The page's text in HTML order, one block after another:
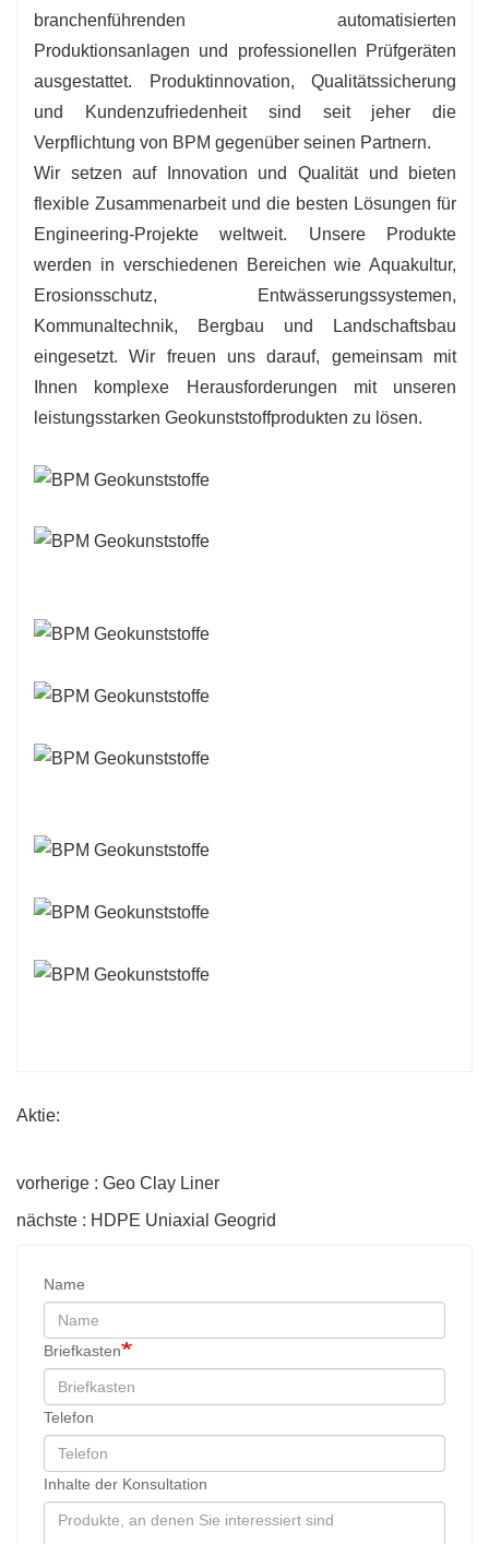
branchenführenden automatisierten
Produktionsanlagen und professionellen Prüfgeräten
ausgestattet. Produktinnovation, Qualitätssicherung
und Kundenzufriedenheit sind seit jeher die
Verpflichtung von BPM gegenüber seinen Partnern.
Wir setzen auf Innovation und Qualität und bieten
flexible Zusammenarbeit und die besten Lösungen für
Engineering-Projekte weltweit. Unsere Produkte
werden in verschiedenen Bereichen wie Aquakultur,
Erosionsschutz, Entwässerungssystemen,
Kommunaltechnik, Bergbau und Landschaftsbau
eingesetzt. Wir freuen uns darauf, gemeinsam mit
Ihnen komplexe Herausforderungen mit unseren
leistungsstarken Geokunststoffprodukten zu lösen.
Aktie:
vorherige : Geo Clay Liner
nächste : HDPE Uniaxial Geogrid
Name
Briefkasten
Telefon
Inhalte der Konsultation